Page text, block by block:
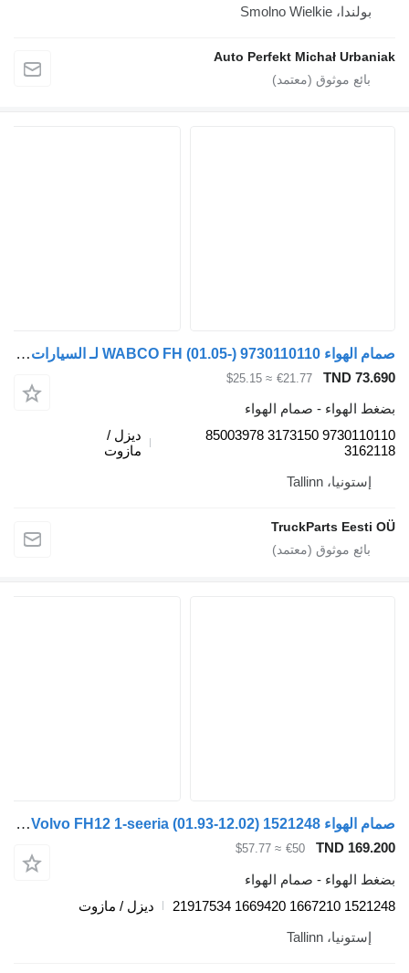
Auto Perfekt Michał
صمام الهواء WABCO FH (01.05-) 9730110110 لـ السيارات القاطرة Volvo FH12, FH16, NH12, FH, VNL780 (1993-2014)
TND
€21.77
≈ $25.15
الهواء - صمام الهواء
9730110110 3173150 85003978
ديزل /
مازوت
إستونيا، Tallinn
TruckParts
صمام الهواء Volvo FH12 1-seeria (01.93-12.02) 1521248 لـ السيارات القاطرة Volvo FH12, FH16, NH12, FH, VNL780 (1993-2014)
TND
€50
≈ $57.77
الهواء - صمام الهواء
1521248
ديزل / مازوت
إستونيا، Tallinn